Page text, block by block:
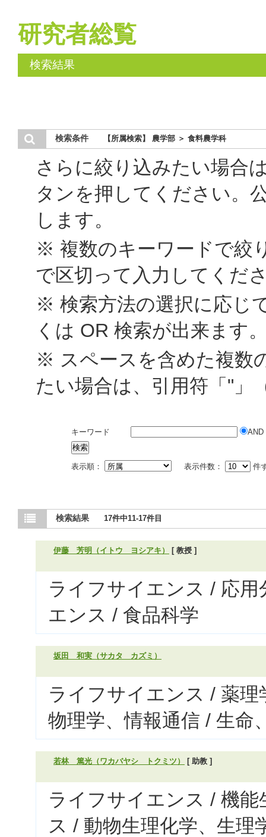
研究者総覧
検索結果
検索条件 【所属検索】 農学部 ＞ 食料農学科
さらに絞り込みたい場合
タンを押してください。
します。
※ 複数のキーワードで絞
で区切って入力してくだ
※ 検索方法の選択に応じ
くは OR 検索が出来ます
※ スペースを含めた複数
たい場合は、引用符「"」
キーワード AND
表示順： 表示件数： 件
検索結果 17件中11-17件目
伊藤 芳明（イトウ ヨシアキ） [ 教授 ]
ライフサイエンス / 応
エンス / 食品科学
坂田 和実（サカタ カズミ）
ライフサイエンス / 薬
物理学、情報通信 / 生命
若林 篤光（ワカバヤシ トクミツ） [ 助教 ]
ライフサイエンス / 機
ス / 動物生理化学、生